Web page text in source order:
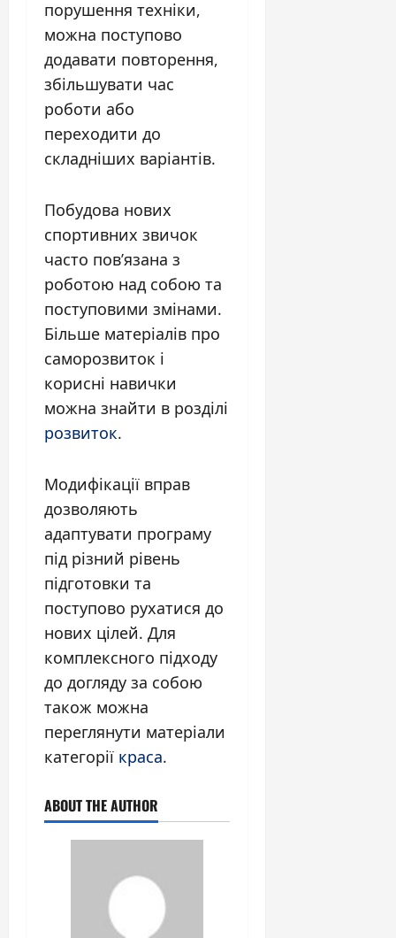
порушення техніки,
можна поступово
додавати повторення,
збільшувати час
роботи або
переходити до
складніших варіантів.
Побудова нових
спортивних звичок
часто пов’язана з
роботою над собою та
поступовими змінами.
Більше матеріалів про
саморозвиток і
корисні навички
можна знайти в розділі
розвиток.
Модифікації вправ
дозволяють
адаптувати програму
під різний рівень
підготовки та
поступово рухатися до
нових цілей. Для
комплексного підходу
до догляду за собою
також можна
переглянути матеріали
категорії краса.
ABOUT THE AUTHOR